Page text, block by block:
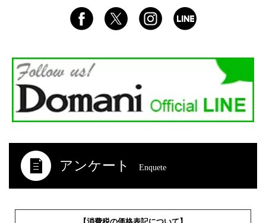
アンケート Enquete